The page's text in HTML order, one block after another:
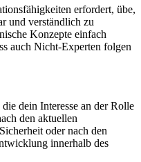
erfordert, übe,
und verständlich zu
Konzepte einfach
auch Nicht-Experten folgen
dein Interesse an der Rolle
den aktuellen
oder nach den
innerhalb des